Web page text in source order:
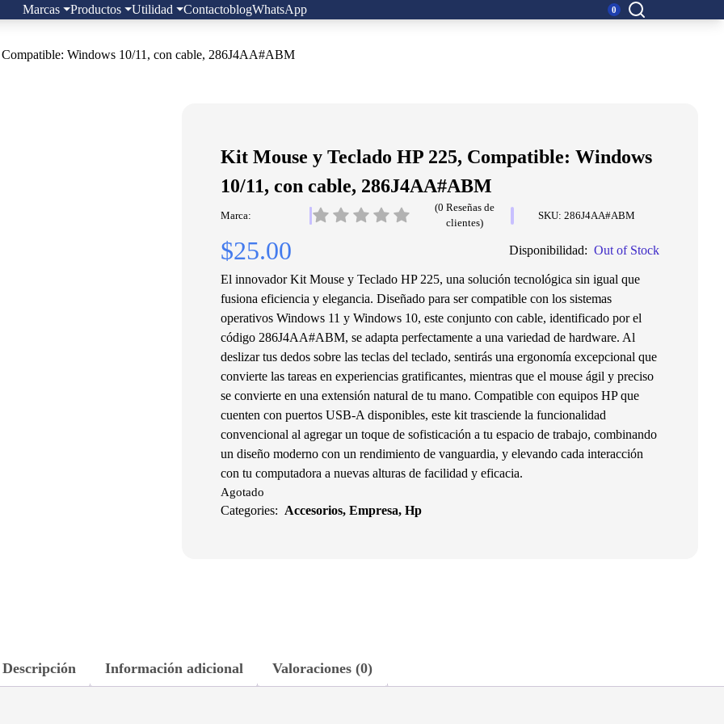
Marcas Productos Utilidad ContactoblogWhatsApp 0 Buscar:
Windows 10/11, con cable, 286J4AA#ABM
Kit Mouse y Teclado HP 225, Compatible: Windows
10/11, con cable, 286J4AA#ABM
Marca:
(0 Reseñas de
clientes)
SKU: 286J4AA#ABM
$25.00 Disponibilidad: Out of Stock
El innovador Kit Mouse y Teclado HP 225, una solución tecnológica sin igual que
fusiona eficiencia y elegancia. Diseñado para ser compatible con los sistemas
operativos Windows 11 y Windows 10, este conjunto con cable, identificado por el
código 286J4AA#ABM, se adapta perfectamente a una variedad de hardware. Al
deslizar tus dedos sobre las teclas del teclado, sentirás una ergonomía excepcional que
convierte las tareas en experiencias gratificantes, mientras que el mouse ágil y preciso
se convierte en una extensión natural de tu mano. Compatible con equipos HP que
cuenten con puertos USB-A disponibles, este kit trasciende la funcionalidad
convencional al agregar un toque de sofisticación a tu espacio de trabajo, combinando
un diseño moderno con un rendimiento de vanguardia, y elevando cada interacción
con tu computadora a nuevas alturas de facilidad y eficacia.
Agotado
Categories: Accesorios, Empresa, Hp
Descripción Información adicional Valoraciones (0)